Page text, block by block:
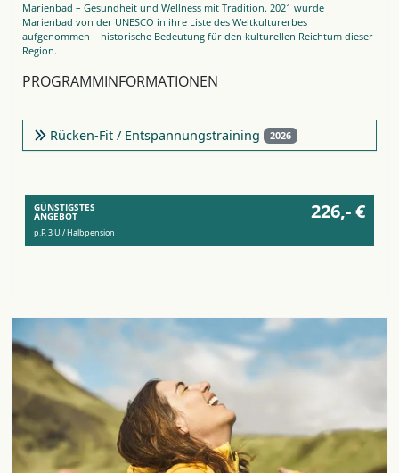
Marienbad – Gesundheit und Wellness mit Tradition. 2021 wurde
Marienbad von der UNESCO in ihre Liste des Weltkulturerbes
aufgenommen – historische Bedeutung für den kulturellen Reichtum dieser
Region.
PROGRAMMINFORMATIONEN
Rücken-Fit / Entspannungstraining 2026
GÜNSTIGSTES
ANGEBOT 226,- €
p.P. 3 Ü / Halbpension